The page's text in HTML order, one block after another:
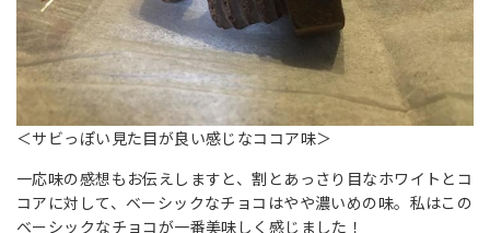
＜サビっぽい見た目が良い感じなココア味＞
一応味の感想もお伝えしますと、割とあっさり目なホワイトとコ
コアに対して、ベーシックなチョコはやや濃いめの味。私はこの
ベーシックなチョコが一番美味しく感じました！